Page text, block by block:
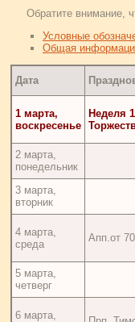
Обратите внимание,
Условные
Общая
Дата
1 марта,
воскресенье
Неделя
2 марта,
понедельник
3 марта,
вторник
4 марта,
среда
Апп.от
5 марта,
четверг
6 марта,